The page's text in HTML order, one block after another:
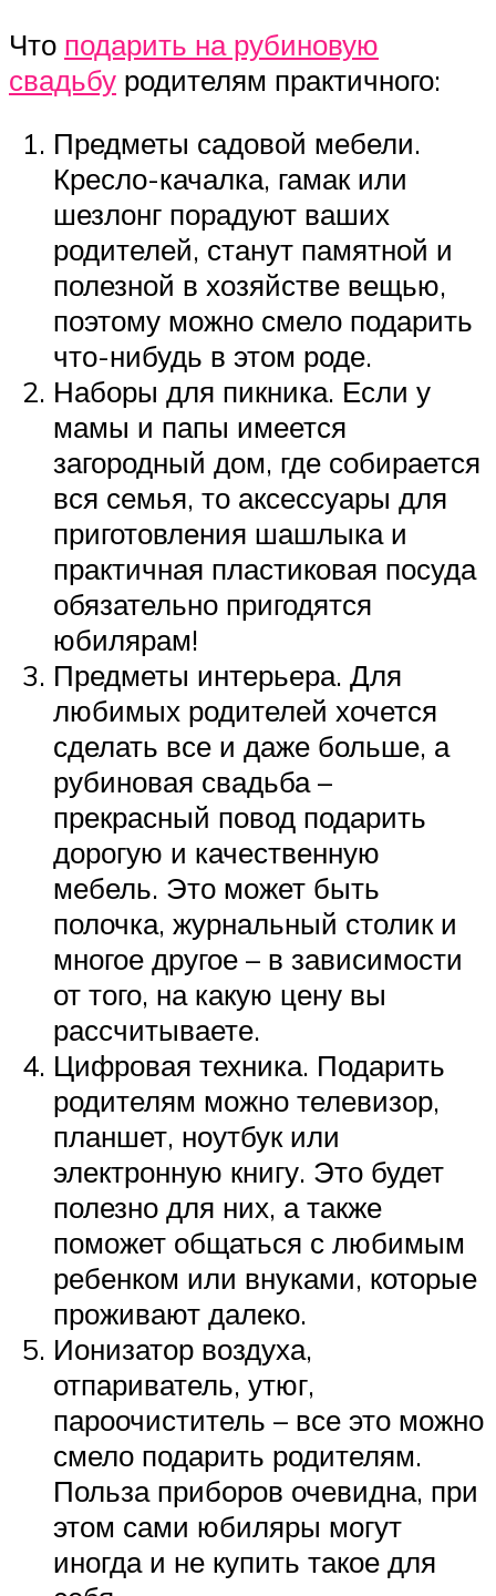
Что подарить на рубиновую
свадьбу родителям практичного:
Предметы садовой мебели.
Кресло-качалка, гамак или
шезлонг порадуют ваших
родителей, станут памятной и
полезной в хозяйстве вещью,
поэтому можно смело подарить
что-нибудь в этом роде.
Наборы для пикника. Если у
мамы и папы имеется
загородный дом, где собирается
вся семья, то аксессуары для
приготовления шашлыка и
практичная пластиковая посуда
обязательно пригодятся
юбилярам!
Предметы интерьера. Для
любимых родителей хочется
сделать все и даже больше, а
рубиновая свадьба –
прекрасный повод подарить
дорогую и качественную
мебель. Это может быть
полочка, журнальный столик и
многое другое – в зависимости
от того, на какую цену вы
рассчитываете.
Цифровая техника. Подарить
родителям можно телевизор,
планшет, ноутбук или
электронную книгу. Это будет
полезно для них, а также
поможет общаться с любимым
ребенком или внуками, которые
проживают далеко.
Ионизатор воздуха,
отпариватель, утюг,
пароочиститель – все это можно
смело подарить родителям.
Польза приборов очевидна, при
этом сами юбиляры могут
иногда и не купить такое для